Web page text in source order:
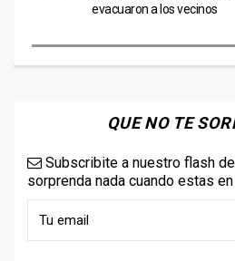
evacuaron a los vecinos
QUE NO TE
Subscribite a nuestro flash
sorprenda nada cuando estas